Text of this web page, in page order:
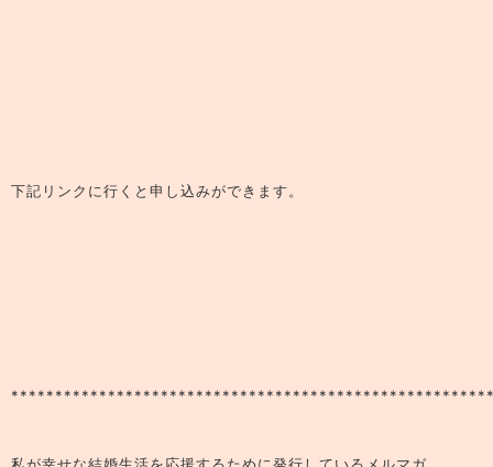
下記リンクに行くと申し込みができます。